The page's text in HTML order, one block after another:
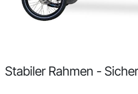
Stabiler Rahmen -